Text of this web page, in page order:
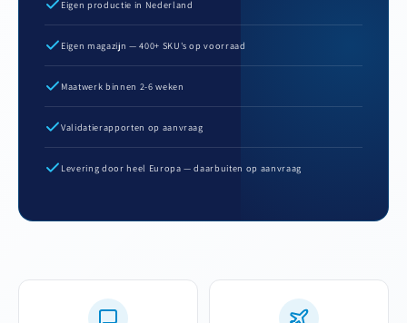
Eigen productie in Nederland
Eigen magazijn — 400+ SKU's op voorraad
Maatwerk binnen 2-6 weken
Validatierapporten op aanvraag
Levering door heel Europa — daarbuiten op aanvraag